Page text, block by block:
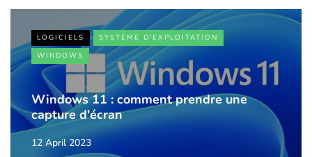
LOGICIELS
SYSTÈME D'EXPLOITATION
WINDOWS
Windows 11 : comment prendre une
capture d'écran
12 April 2023